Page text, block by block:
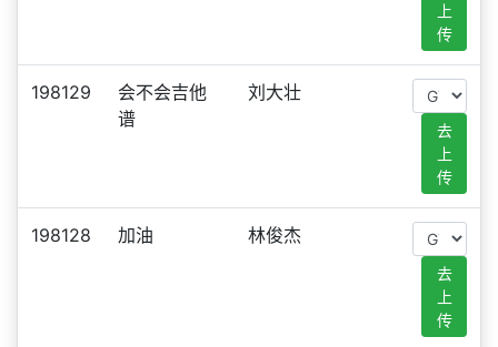
上
传
198129
会不会吉他
谱
刘大壮
去
上
传
198128 加油 林俊杰
去
上
传